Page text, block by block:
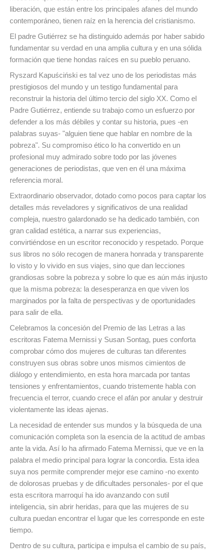
liberación, que están entre los principales afanes del mundo
contemporáneo, tienen raíz en la herencia del cristianismo.
El padre Gutiérrez se ha distinguido además por haber sabido
fundamentar su verdad en una amplia cultura y en una sólida
formación que tiene hondas raíces en su pueblo peruano.
Ryszard Kapuściński es tal vez uno de los periodistas más
prestigiosos del mundo y un testigo fundamental para
reconstruir la historia del último tercio del siglo XX. Como el
Padre Gutiérrez, entiende su trabajo como un esfuerzo por
defender a los más débiles y contar su historia, pues -en
palabras suyas- "alguien tiene que hablar en nombre de la
pobreza". Su compromiso ético lo ha convertido en un
profesional muy admirado sobre todo por las jóvenes
generaciones de periodistas, que ven en él una máxima
referencia moral.
Extraordinario observador, dotado como pocos para captar los
detalles más reveladores y significativos de una realidad
compleja, nuestro galardonado se ha dedicado también, con
gran calidad estética, a narrar sus experiencias,
convirtiéndose en un escritor reconocido y respetado. Porque
sus libros no sólo recogen de manera honrada y transparente
lo visto y lo vivido en sus viajes, sino que dan lecciones
grandiosas sobre la pobreza y sobre lo que es aún más injusto
que la misma pobreza: la desesperanza en que viven los
marginados por la falta de perspectivas y de oportunidades
para salir de ella.
Celebramos la concesión del Premio de las Letras a las
escritoras Fatema Mernissi y Susan Sontag, pues conforta
comprobar cómo dos mujeres de culturas tan diferentes
construyen sus obras sobre unos mismos cimientos de
diálogo y entendimiento, en esta hora marcada por tantas
tensiones y enfrentamientos, cuando tristemente habla con
frecuencia el terror, cuando crece el afán por anular y destruir
violentamente las ideas ajenas.
La necesidad de entender sus mundos y la búsqueda de una
comunicación completa son la esencia de la actitud de ambas
ante la vida. Así lo ha afirmado Fatema Mernissi, que ve en la
palabra el medio principal para lograr la concordia. Esta idea
suya nos permite comprender mejor ese camino -no exento
de dolorosas pruebas y de dificultades personales- por el que
esta escritora marroquí ha ido avanzando con sutil
inteligencia, sin abrir heridas, para que las mujeres de su
cultura puedan encontrar el lugar que les corresponde en este
tiempo.
Dentro de su cultura, participa e impulsa el cambio de su país,